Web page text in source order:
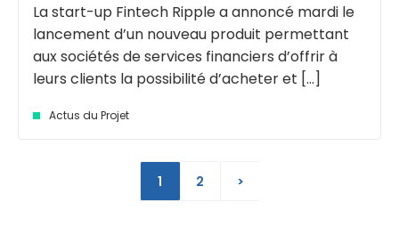
La start-up Fintech Ripple a annoncé mardi le
lancement d’un nouveau produit permettant
aux sociétés de services financiers d’offrir à
leurs clients la possibilité d’acheter et [...]
Actus du Projet
1 2 >